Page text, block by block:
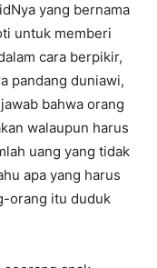
yang bernama
untuk memberi
cara berpikir,
pandang duniawi,
bahwa orang
walaupun harus
uang yang tidak
apa yang harus
orang itu duduk